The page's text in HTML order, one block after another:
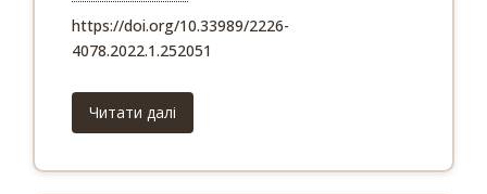
https://doi.org/10.33989/2226-
4078.2022.1.252051
Читати далі